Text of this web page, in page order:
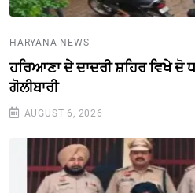
HARYANA NEWS
ਹਰਿਆਣਾ ਦੇ ਦਾਦਰੀ ਸ਼ਹਿਰ ਵਿਖੇ
ਗੋਲੀਬਾਰੀ
AUGUST 6, 2026